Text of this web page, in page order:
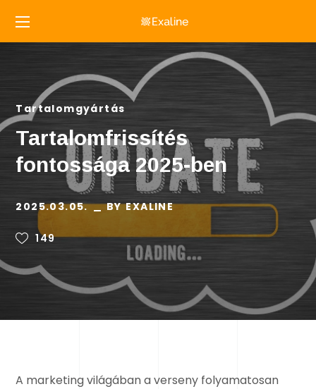
Tartalomgyártás
Tartalomfrissítés
fontossága 2025-ben
2025.03.05. BYEXALINE
149
A marketing világában a verseny folyamatosan